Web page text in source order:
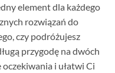
element dla każdego
rozwiązań do
czy podróżujesz
przygodę na dwóch
i ułatwi Ci